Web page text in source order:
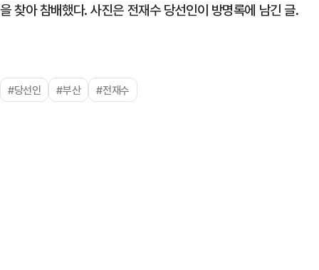
을 찾아 참배했다. 사진은 전재수 당선인이 방명록에 남긴 글.
#당선인 #부산 #전재수